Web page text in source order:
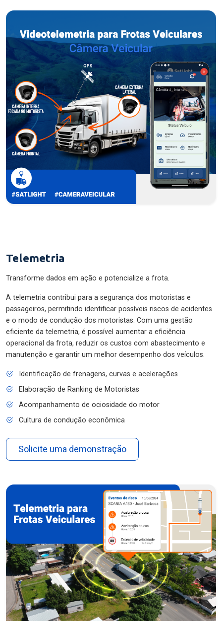
Telemetria
Transforme dados em ação e potencialize a frota.
A telemetria contribui para a segurança dos motoristas e
passageiros, permitindo identificar possíveis riscos de acidentes
e o modo de condução dos motoristas. Com uma gestão
eficiente da telemetria, é possível aumentar a eficiência
operacional da frota, reduzir os custos com abastecimento e
manutenção e garantir um melhor desempenho dos veículos.
Identificação de frenagens, curvas e acelerações
Elaboração de Ranking de Motoristas
Acompanhamento de ociosidade do motor
Cultura de condução econômica
Solicite uma demonstração